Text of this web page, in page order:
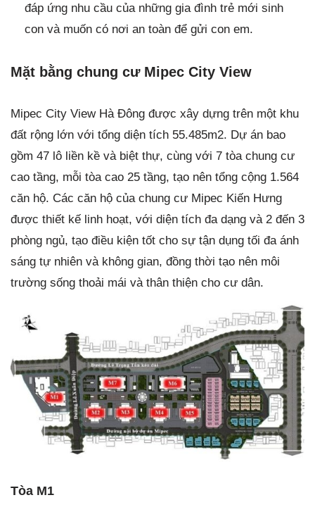
đáp ứng nhu cầu của những gia đình trẻ mới sinh
con và muốn có nơi an toàn để gửi con em.
Mặt bằng chung cư Mipec City View
Mipec City View Hà Đông được xây dựng trên một khu
đất rộng lớn với tổng diện tích 55.485m2. Dự án bao
gồm 47 lô liền kề và biệt thự, cùng với 7 tòa chung cư
cao tầng, mỗi tòa cao 25 tầng, tạo nên tổng cộng 1.564
căn hộ. Các căn hộ của chung cư Mipec Kiến Hưng
được thiết kế linh hoạt, với diện tích đa dạng và 2 đến 3
phòng ngủ, tạo điều kiện tốt cho sự tận dụng tối đa ánh
sáng tự nhiên và không gian, đồng thời tạo nên môi
trường sống thoải mái và thân thiện cho cư dân.
Tòa M1